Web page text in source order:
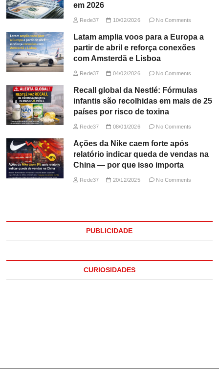
em 2026
Rede37 10/02/2026 No Comments
Latam amplia voos para a Europa a
partir de abril e reforça conexões
com Amsterdã e Lisboa
Rede37 04/02/2026 No Comments
Recall global da Nestlé: Fórmulas
infantis são recolhidas em mais de 25
países por risco de toxina
Rede37 08/01/2026 No Comments
Ações da Nike caem forte após
relatório indicar queda de vendas na
China — por que isso importa
Rede37 20/12/2025 No Comments
PUBLICIDADE
CURIOSIDADES